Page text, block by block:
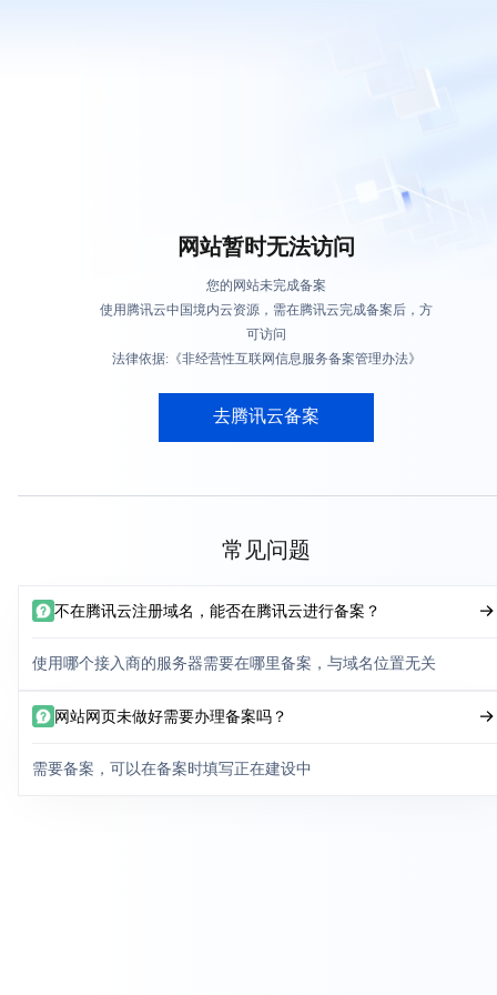
网站暂时无法访问
您的网站未完成备案
使用腾讯云中国境内云资源，需在腾讯云完成备案后，方
可访问
法律依据:《非经营性互联网信息服务备案管理办法》
去腾讯云备案
常见问题
不在腾讯云注册域名，能否在腾讯云进行备案？
使用哪个接入商的服务器需要在哪里备案，与域名位置无关
网站网页未做好需要办理备案吗？
需要备案，可以在备案时填写正在建设中